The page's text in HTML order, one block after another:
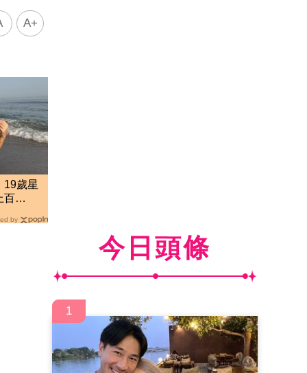
A+
19歲星
百
by
今日頭條
1